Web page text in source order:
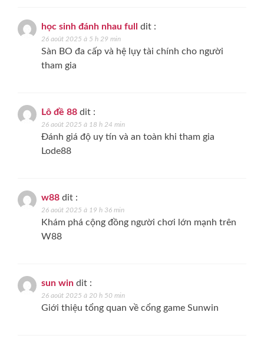
học sinh đánh nhau full dit :
26 août 2025 à 5 h 29 min
Sàn BO đa cấp và hệ lụy tài chính cho người
tham gia
Lô đề 88 dit :
26 août 2025 à 18 h 24 min
Đánh giá độ uy tín và an toàn khi tham gia
Lode88
w88 dit :
26 août 2025 à 19 h 36 min
Khám phá cộng đồng người chơi lớn mạnh trên
W88
sun win dit :
26 août 2025 à 20 h 50 min
Giới thiệu tổng quan về cổng game Sunwin